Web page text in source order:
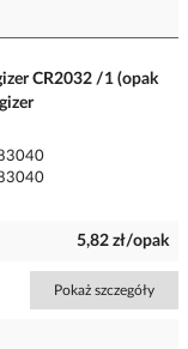
CR2032 /1 (opak
5,82 zł/opak
Pokaż szczegóły